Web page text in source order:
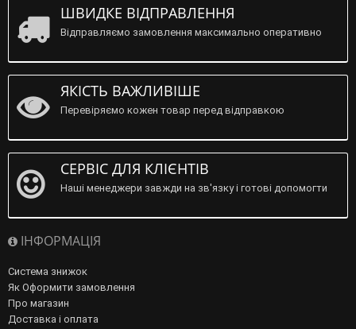
ШВИДКЕ ВІДПРАВЛЕННЯ
Відправляємо замовлення максимально оперативно
ЯКІСТЬ ВАЖЛИВІШЕ
Перевіряємо кожен товар перед відправкою
СЕРВІС ДЛЯ КЛІЄНТІВ
Наші менеджери завжди на зв'язку і готові допомогти
ІНФОРМАЦІЯ
Система знижок
Як Оформити замовлення
Про магазин
Доставка і оплата